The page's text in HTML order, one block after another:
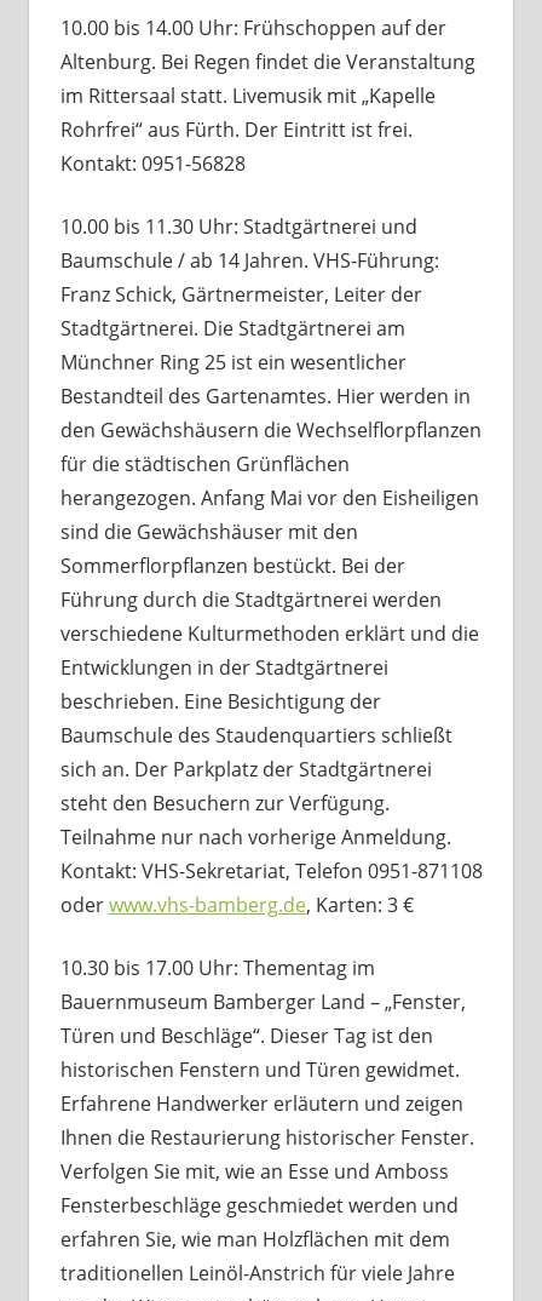
10.00 bis 14.00 Uhr: Frühschoppen auf der
Altenburg. Bei Regen findet die Veranstaltung
im Rittersaal statt. Livemusik mit „Kapelle
Rohrfrei“ aus Fürth. Der Eintritt ist frei.
Kontakt: 0951-56828
10.00 bis 11.30 Uhr: Stadtgärtnerei und
Baumschule / ab 14 Jahren. VHS-Führung:
Franz Schick, Gärtnermeister, Leiter der
Stadtgärtnerei. Die Stadtgärtnerei am
Münchner Ring 25 ist ein wesentlicher
Bestandteil des Gartenamtes. Hier werden in
den Gewächshäusern die Wechselflorpflanzen
für die städtischen Grünflächen
herangezogen. Anfang Mai vor den Eisheiligen
sind die Gewächshäuser mit den
Sommerflorpflanzen bestückt. Bei der
Führung durch die Stadtgärtnerei werden
verschiedene Kulturmethoden erklärt und die
Entwicklungen in der Stadtgärtnerei
beschrieben. Eine Besichtigung der
Baumschule des Staudenquartiers schließt
sich an. Der Parkplatz der Stadtgärtnerei
steht den Besuchern zur Verfügung.
Teilnahme nur nach vorherige Anmeldung.
Kontakt: VHS-Sekretariat, Telefon 0951-871108
oderwww.vhs-bamberg.de, Karten: 3 €
10.30 bis 17.00 Uhr: Thementag im
Bauernmuseum Bamberger Land – „Fenster,
Türen und Beschläge“. Dieser Tag ist den
historischen Fenstern und Türen gewidmet.
Erfahrene Handwerker erläutern und zeigen
Ihnen die Restaurierung historischer Fenster.
Verfolgen Sie mit, wie an Esse und Amboss
Fensterbeschläge geschmiedet werden und
erfahren Sie, wie man Holzflächen mit dem
traditionellen Leinöl-Anstrich für viele Jahre